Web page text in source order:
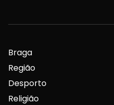
Braga
Região
Desporto
Religião